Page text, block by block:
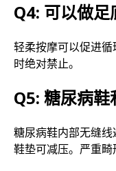
Q4: 可以做足
轻柔按摩可以促进
时绝对禁止。
Q5: 糖尿病鞋
糖尿病鞋内部无缝线
鞋垫可减压。严重畸